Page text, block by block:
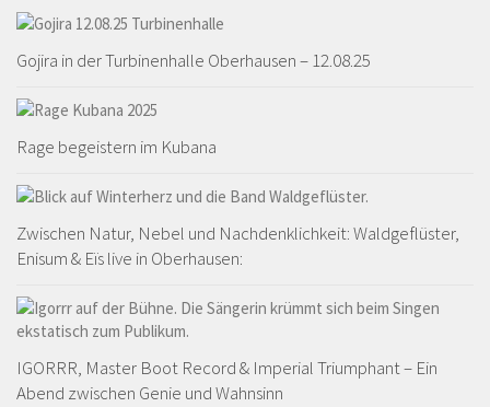
Gojira in der Turbinenhalle Oberhausen – 12.08.25
Rage begeistern im Kubana
Zwischen Natur, Nebel und Nachdenklichkeit: Waldgeflüster,
Enisum & Eïs live in Oberhausen:
IGORRR, Master Boot Record & Imperial Triumphant – Ein
Abend zwischen Genie und Wahnsinn